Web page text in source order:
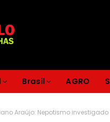
Brasil AGRO
Araújo: Nepotismo investigado